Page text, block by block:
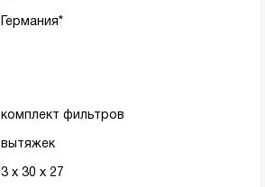
Германия*
комплект фильтров
вытяжек
3 х 30 х 27